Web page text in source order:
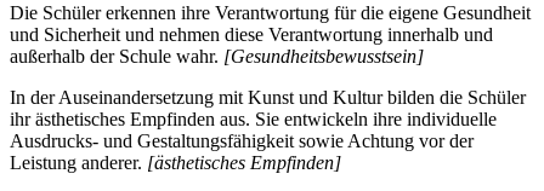
Die Schüler erkennen ihre Verantwortung für die eigene Gesundheit
und Sicherheit und nehmen diese Verantwortung innerhalb und
außerhalb der Schule wahr. [Gesundheitsbewusstsein]
In der Auseinandersetzung mit Kunst und Kultur bilden die Schüler
ihr ästhetisches Empfinden aus. Sie entwickeln ihre individuelle
Ausdrucks- und Gestaltungsfähigkeit sowie Achtung vor der
Leistung anderer. [ästhetisches Empfinden]